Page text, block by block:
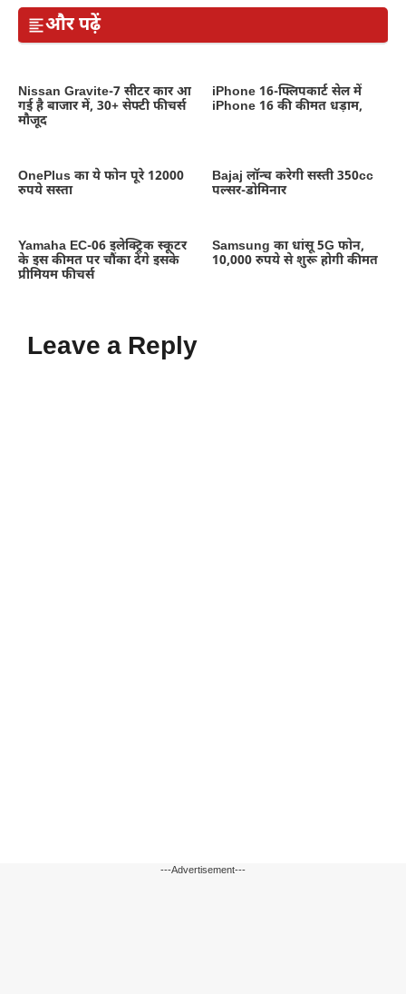
और पढ़ें
Nissan Gravite-7 सीटर कार आ
गई है बाजार में, 30+ सेफ्टी फीचर्स
मौजूद
iPhone 16-फ्लिपकार्ट सेल में
iPhone 16 की कीमत धड़ाम,
OnePlus का ये फोन पूरे 12000
रुपये सस्ता
Bajaj लॉन्च करेगी सस्ती 350cc
पल्सर-डोमिनार
Yamaha EC-06 इलेक्ट्रिक स्कूटर
के इस कीमत पर चौंका देंगे इसके
प्रीमियम फीचर्स
Samsung का धांसू 5G फोन,
10,000 रुपये से शुरू होगी कीमत
Leave a Reply
---Advertisement---